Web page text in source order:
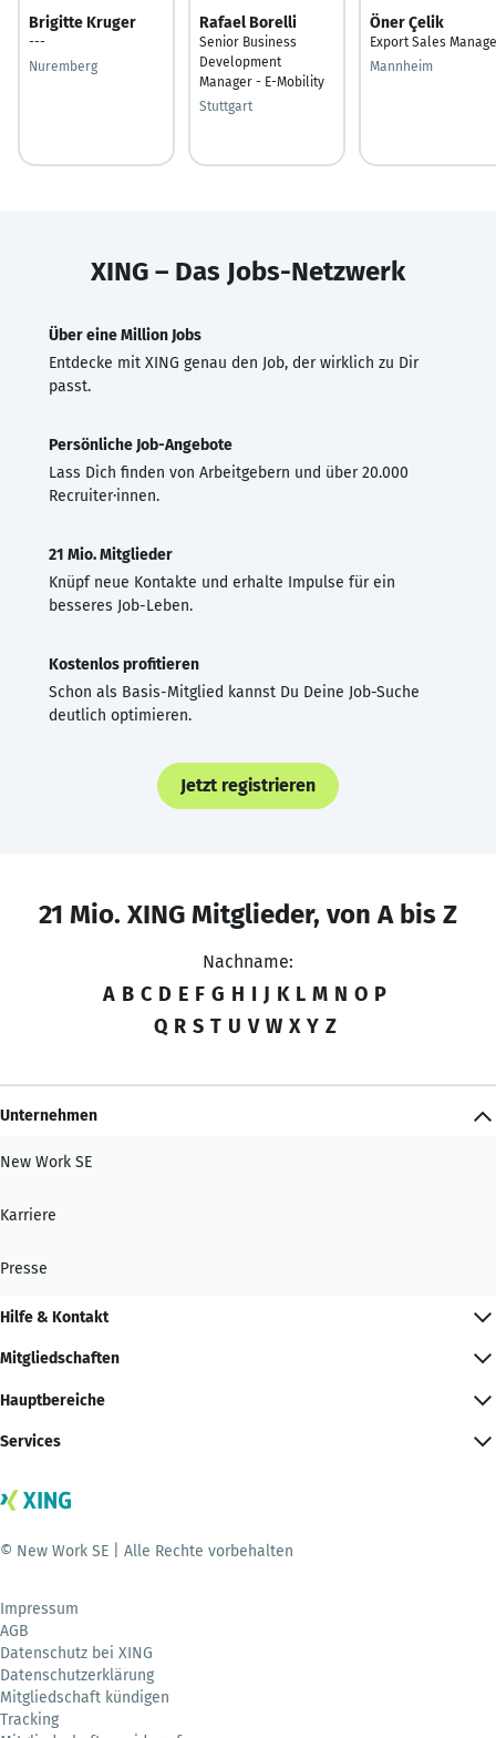
Brigitte Kruger
---
Nuremberg
Rafael Borelli
Senior Business
Development
Manager - E-Mobility
Stuttgart
Öner Çelik
Export Sales
Mannheim
XING – Das Jobs-Netzwerk
Über eine Million Jobs
Entdecke mit XING genau den Job, der wirklich zu Dir
passt.
Persönliche Job-Angebote
Lass Dich finden von Arbeitgebern und über 20.000
Recruiter·innen.
21 Mio. Mitglieder
Knüpf neue Kontakte und erhalte Impulse für ein
besseres Job-Leben.
Kostenlos profitieren
Schon als Basis-Mitglied kannst Du Deine Job-Suche
deutlich optimieren.
Jetzt registrieren
21 Mio. XING Mitglieder, von A bis Z
Nachname:
A B C D E F G H I J K L M N O P
Q R S T U V W X Y Z
Unternehmen
New Work SE
Karriere
Presse
Hilfe & Kontakt
Mitgliedschaften
Hauptbereiche
Services
© New Work SE | Alle Rechte vorbehalten
Impressum
AGB
Datenschutz bei XING
Datenschutzerklärung
Mitgliedschaft kündigen
Tracking